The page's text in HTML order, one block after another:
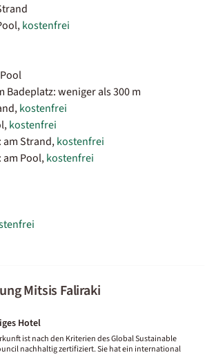
kostenfrei
Badeplatz: weniger als 300 m
kostenfrei
kostenfrei
Strand,kostenfrei
Pool,kostenfrei
Mitsis Faliraki
Hotel
ist nach den Kriterien des Global Sustainable
nachhaltig zertifiziert. Sie hat ein international